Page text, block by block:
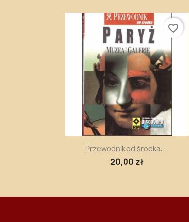
Szybki podgląd
Przewodnik od środka:...
20,00 zł
favorite_border